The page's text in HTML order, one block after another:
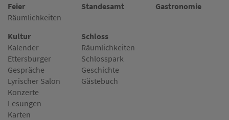
Feier
Räumlichkeiten
Standesamt Gastronomie
Kultur
Kalender
Ettersburger
Gespräche
Lyrischer Salon
Konzerte
Lesungen
Karten
Schloss
Räumlichkeiten
Schlosspark
Geschichte
Gästebuch